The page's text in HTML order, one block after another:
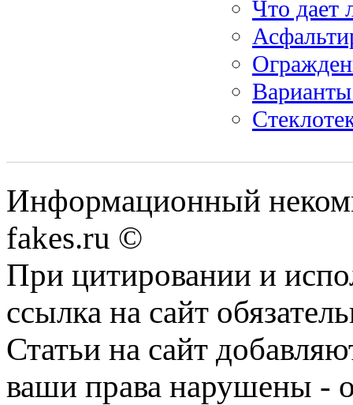
Что дает
Информационный
fakes.ru ©
При цитировании и
ссылка на сайт
Статьи на сайт
ваши права нарушены -